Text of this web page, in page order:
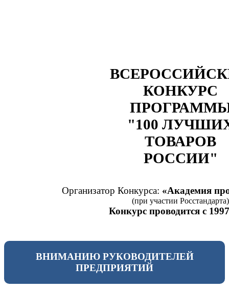
КОНКУРС
"100
ТОВАРОВ
РОССИИ"
Организатор Конкурса: «Академия
(при участии Росстандарта)
Конкурс проводится с
ВНИМАНИЮ РУКОВОДИТЕЛЕЙ
ПРЕДПРИЯТИЙ